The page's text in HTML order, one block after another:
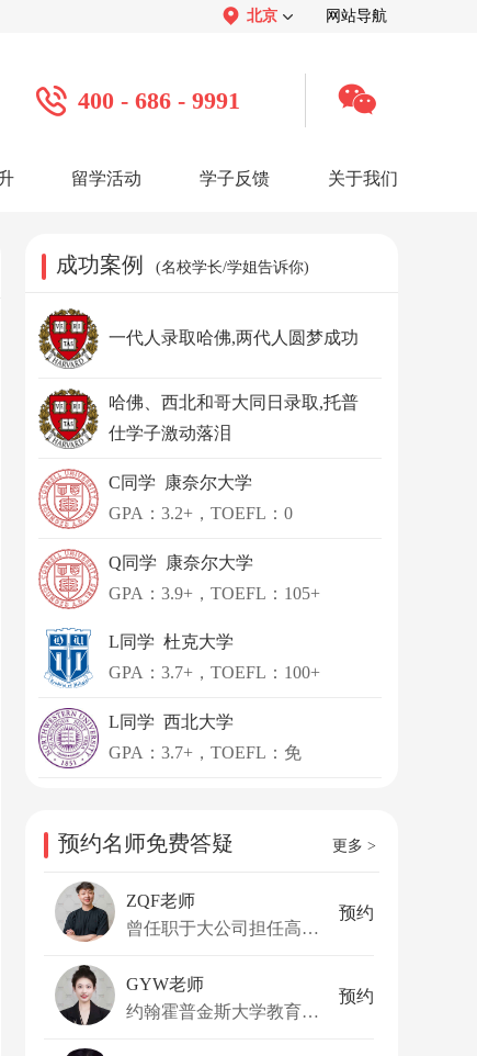
北京 网站导航
400 - 686 - 9991
留学活动 学子反馈
子心声： 感谢视频 学子访谈
关于我们
品牌介绍： 关于我们 公司活动 媒体报道
成功案例 (名校学长/学姐告诉你)
一代人录取哈佛,两代人圆梦成功
哈佛、西北和哥大同日录取,托普
仕学子激动落泪
C同学 康奈尔大学
GPA：3.2+，TOEFL：0
Q同学 康奈尔大学
GPA：3.9+，TOEFL：105+
L同学 杜克大学
GPA：3.7+，TOEFL：100+
L同学 西北大学
GPA：3.7+，TOEFL：免
预约名师免费答疑 更多 >
ZQF老师
曾任职于大公司担任高级技术项目经理
预约
GYW老师
约翰霍普金斯大学教育学硕士
预约